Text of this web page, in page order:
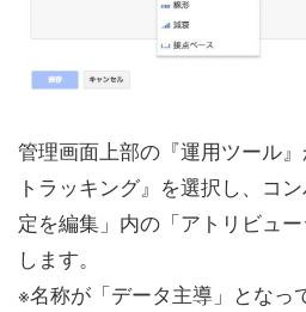
管理画面上部の『運用ツール
トラッキング』を選択し、コ
定を編集」内の「アトリビュ
します。
※名称が「データ主導」となっ